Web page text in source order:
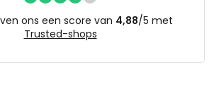
ons een score van 4,88/5 met
Trusted-shops